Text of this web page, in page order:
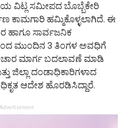
ವಿಟ್ಲ ಸಮೀಪದ ಬೊಬ್ಬೆಕೇರಿ
ಕಾಮಗಾರಿ ಹಮ್ಮಿಕೊಳ್ಳಲಾಗಿದೆ. ಈ
ಹಾಗೂ ಸಾರ್ವಜನಿಕ
ಮುಂದಿನ 3 ತಿಂಗಳ ಅವಧಿಗೆ
ಮಾರ್ಗ ಬದಲಾವಣೆ ಮಾಡಿ
ಜಿಲ್ಲಾ ದಂಡಾಧಿಕಾರಿಗಳಾದ
ಆದೇಶ ಹೊರಡಿಸಿದ್ದಾರೆ.
Advertisement